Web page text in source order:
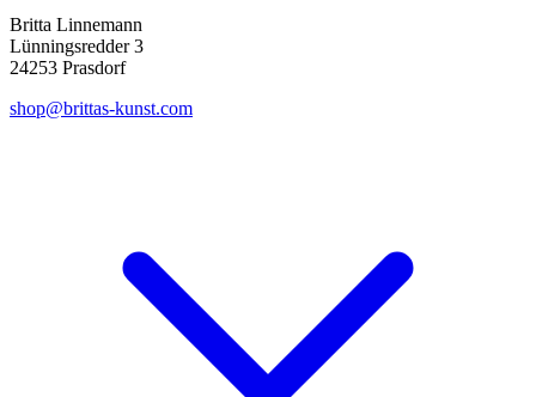
Britta Linnemann
Lünningsredder 3
24253 Prasdorf
shop@brittas-kunst.com